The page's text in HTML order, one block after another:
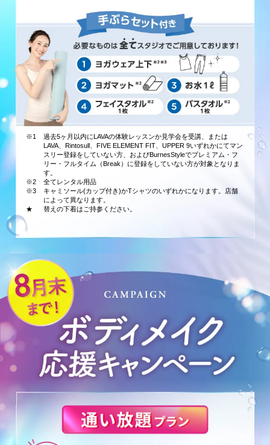
※1
過去5ヶ月以内にLAVAの体験レッスンか見学会を受講、または
LAVA、Rintosull、FIVE ELEMENT FIT、UPPER 9いずれかにてマン
スリー登録をしていない方、およびBurnesStyleでプレミアム・フ
リー・フルタイム（Break）に登録をしていない方が対象となりま
す。
※2
全てレンタル用品
※3
キャミソール(カップ付き)かTシャツのいずれかになります。店舗
によって異なります。
★
替えの下着はご持参ください。